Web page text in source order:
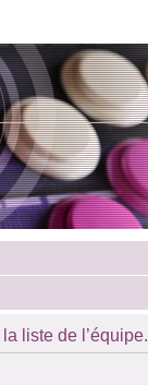
liste de l’équipe.